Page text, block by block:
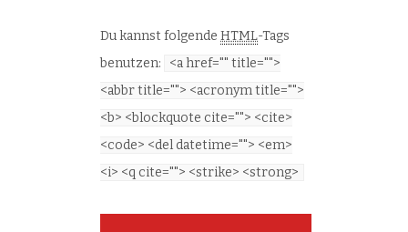
Du kannst folgende HTML-Tags
benutzen:
<a href="" title="">
<abbr title=""> <acronym title="">
<b> <blockquote cite=""> <cite>
<code> <del datetime=""> <em>
<i> <q cite=""> <strike> <strong>